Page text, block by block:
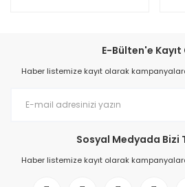
E-Bülten'e Kayıt
Haber listemize kayıt olarak
Sosyal Medyada Bizi
Haber listemize kayıt olarak